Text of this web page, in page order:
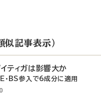
似記事表示）
ティガは影響大か
・BS参入で6成分に適用